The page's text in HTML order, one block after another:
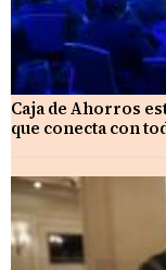
Caja de Ahorros
que conecta con